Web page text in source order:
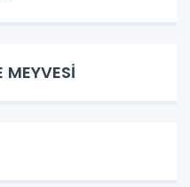
MEYVESİ